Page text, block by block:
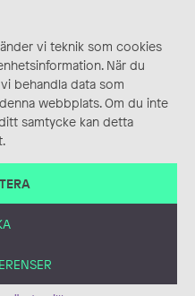
vi teknik som cookies
När du
behandla data som
webbplats. Om du inte
samtycke kan detta